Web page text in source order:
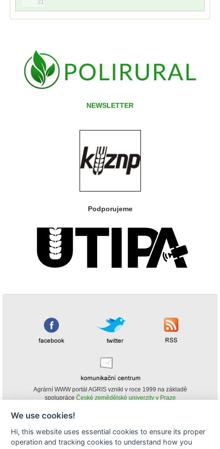
31
NEWSLETTER
Podporujeme
Agrární WWW portál AGRIS vznikl v roce 1999 na základě
spolupráce České zemědělské univerzity v Praze
obsahu agrárního WWW portálu AGRIS je možné
(pokud není uvedeno jinak) pouze za podmínky uvedení zdroje v podobě
We use cookies!
Hi, this website uses essential cookies to ensure its proper
operation and tracking cookies to understand how you